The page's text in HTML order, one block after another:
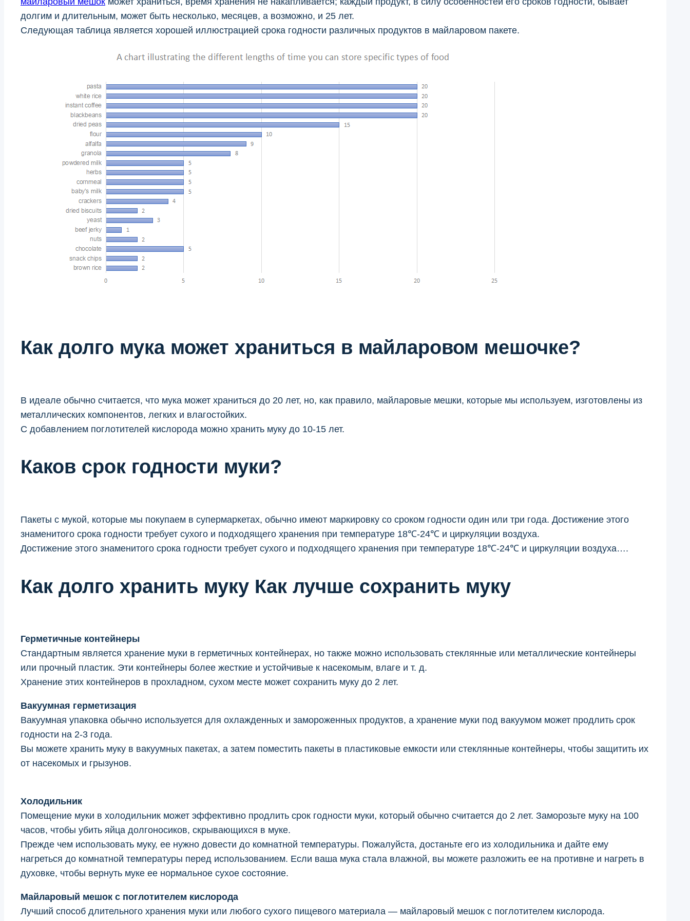
долгим и длительным, может быть несколько, месяцев, а возможно, и 25 лет.
Следующая таблица является хорошей иллюстрацией срока годности различных продуктов в майларовом пакете.
Как долго мука может храниться в майларовом мешочке?
В идеале обычно считается, что мука может храниться до 20 лет, но, как правило, майларовые мешки, которые мы используем, изготовлены из
металлических компонентов, легких и влагостойких.
С добавлением поглотителей кислорода можно хранить муку до 10-15 лет.
Каков срок годности муки?
Пакеты с мукой, которые мы покупаем в супермаркетах, обычно имеют маркировку со сроком годности один или три года. Достижение этого
знаменитого срока годности требует сухого и подходящего хранения при температуре 18℃-24℃ и циркуляции воздуха.
Достижение этого знаменитого срока годности требует сухого и подходящего хранения при температуре 18℃-24℃ и циркуляции воздуха….
Как долго хранить муку Как лучше сохранить муку
Герметичные контейнеры
Стандартным является хранение муки в герметичных контейнерах, но также можно использовать стеклянные или металлические контейнеры
или прочный пластик. Эти контейнеры более жесткие и устойчивые к насекомым, влаге и т. д.
Хранение этих контейнеров в прохладном, сухом месте может сохранить муку до 2 лет.
Вакуумная герметизация
Вакуумная упаковка обычно используется для охлажденных и замороженных продуктов, а хранение муки под вакуумом может продлить срок
годности на 2-3 года.
Вы можете хранить муку в вакуумных пакетах, а затем поместить пакеты в пластиковые емкости или стеклянные контейнеры, чтобы защитить их
от насекомых и грызунов.
Холодильник
Помещение муки в холодильник может эффективно продлить срок годности муки, который обычно считается до 2 лет. Заморозьте муку на 100
часов, чтобы убить яйца долгоносиков, скрывающихся в муке.
Прежде чем использовать муку, ее нужно довести до комнатной температуры. Пожалуйста, достаньте его из холодильника и дайте ему
нагреться до комнатной температуры перед использованием. Если ваша мука стала влажной, вы можете разложить ее на противне и нагреть в
духовке, чтобы вернуть муке ее нормальное сухое состояние.
Майларовый мешок с поглотителем кислорода
Лучший способ длительного хранения муки или любого сухого пищевого материала — майларовый мешок с поглотителем кислорода.